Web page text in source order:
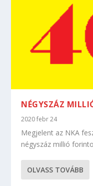
NÉGYSZÁZ
2020 febr 24
Megjelent az NKA
négyszáz millió
OLVASS TOVÁBB